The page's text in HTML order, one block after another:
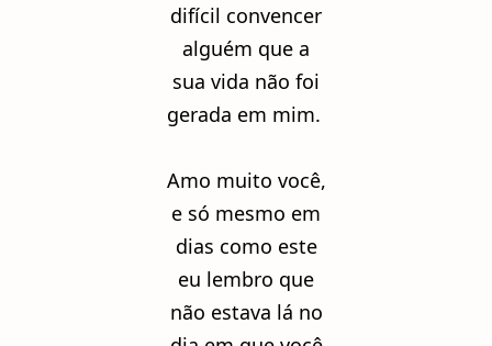
difícil convencer
alguém que a
sua vida não foi
gerada em mim.
Amo muito você,
e só mesmo em
dias como este
eu lembro que
não estava lá no